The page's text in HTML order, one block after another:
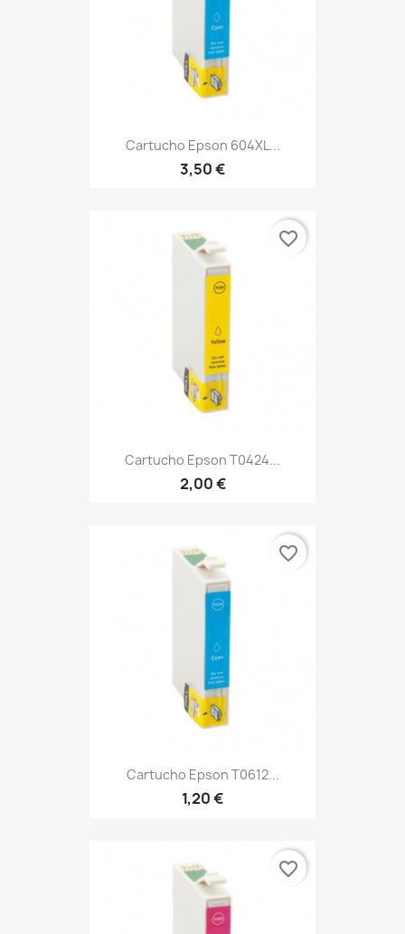
Cartucho Epson 604XL...
3,50 €
Cartucho Epson T0424...
2,00 €
favorite_border
Cartucho Epson T0612...
1,20 €
favorite_border
favorite_border